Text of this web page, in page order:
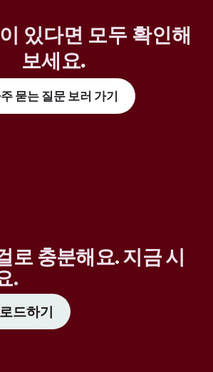
있다면 모두 확인해
보세요.
묻는 질문 보러 가기
로 충분해요. 지금 시
.
드하기